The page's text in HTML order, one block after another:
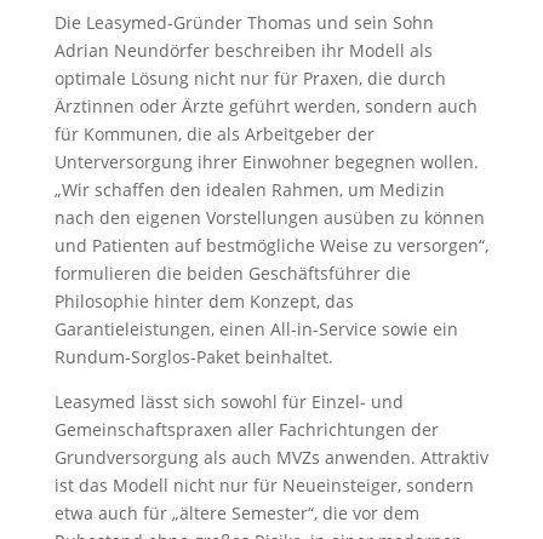
Die Leasymed-Gründer Thomas und sein Sohn
Adrian Neundörfer beschreiben ihr Modell als
optimale Lösung nicht nur für Praxen, die durch
Ärztinnen oder Ärzte geführt werden, sondern auch
für Kommunen, die als Arbeitgeber der
Unterversorgung ihrer Einwohner begegnen wollen.
„Wir schaffen den idealen Rahmen, um Medizin
nach den eigenen Vorstellungen ausüben zu können
und Patienten auf bestmögliche Weise zu versorgen“,
formulieren die beiden Geschäftsführer die
Philosophie hinter dem Konzept, das
Garantieleistungen, einen All-in-Service sowie ein
Rundum-Sorglos-Paket beinhaltet.
Leasymed lässt sich sowohl für Einzel- und
Gemeinschaftspraxen aller Fachrichtungen der
Grundversorgung als auch MVZs anwenden. Attraktiv
ist das Modell nicht nur für Neueinsteiger, sondern
etwa auch für „ältere Semester“, die vor dem